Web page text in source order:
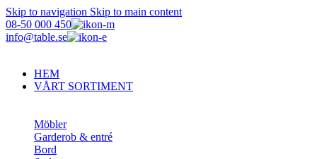
Skip to navigation Skip to main content
08-50 000 450
info@table.se
HEM
VÅRT SORTIMENT
Möbler
Garderob & entré
Bord